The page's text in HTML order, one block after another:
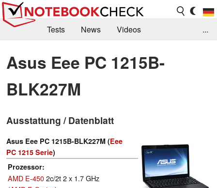
Tests News
Videos
Kaufberatung
Deals Suche
Jobs
Forum
...
Asus Eee PC 1215B-
BLK227M
Ausstattung / Datenblatt
Asus Eee PC 1215B-BLK227M (Eee
PC 1215 Serie)
Prozessor
AMD E-4502c/2t 2 x 1.7 GHz